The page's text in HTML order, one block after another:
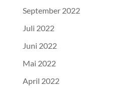
September 2022
Juli 2022
Juni 2022
Mai 2022
April 2022